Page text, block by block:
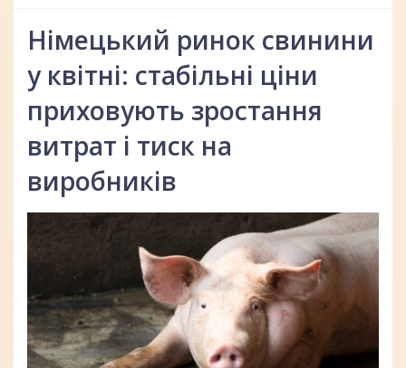
Німецький ринок свинини
у квітні: стабільні ціни
приховують зростання
витрат і тиск на
виробників